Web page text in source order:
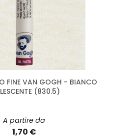
FINE VAN GOGH - BIANCO
(830.5)
A partire da
1,70 €